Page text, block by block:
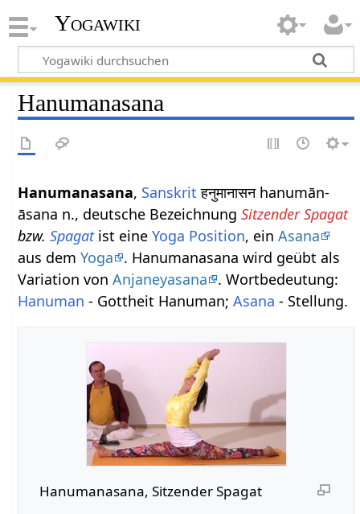
Yogawiki
Hanumanasana
Hanumanasana, Sanskrit हनुमानासन hanumān-
āsana n., deutsche BezeichnungSitzender Spagat
bzw.Spagatist eineYoga Position, einAsana
aus demYoga
. Hanumanasana wird geübt als
Variation vonAnjaneyasana
. Wortbedeutung:
Hanuman - Gottheit Hanuman;Asana - Stellung.
Hanumanasana, Sitzender Spagat